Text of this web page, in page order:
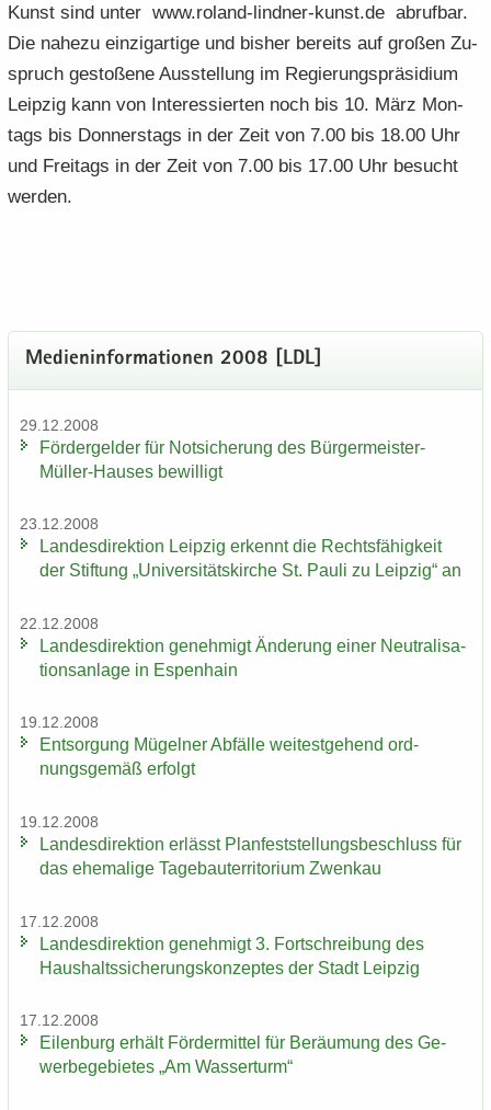
Kunst sind unter www.roland-​lindner-kunst.de ab­ruf­bar.
Die na­he­zu ein­zig­ar­ti­ge und bis­her be­reits auf gro­ßen Zu­
spruch ge­sto­ße­ne Aus­stel­lung im Re­gie­rungs­prä­si­di­um
Leip­zig kann von In­ter­es­sier­ten noch bis 10. März Mon­
tags bis Don­ners­tags in der Zeit von 7.00 bis 18.00 Uhr
und Frei­tags in der Zeit von 7.00 bis 17.00 Uhr be­sucht
wer­den.
Me­di­en­in­for­ma­tio­nen 2008 [LDL]
29.12.2008
För­der­gel­der für Not­si­che­rung des Bürgermeister-​
Müller-Hauses be­wil­ligt
23.12.2008
Lan­des­di­rek­ti­on Leip­zig er­kennt die Rechts­fä­hig­keit
der Stif­tung „Uni­ver­si­täts­kir­che St. Pauli zu Leip­zig“ an
22.12.2008
Lan­des­di­rek­ti­on ge­neh­migt Än­de­rung einer Neu­tra­li­sa­
ti­ons­an­la­ge in Es­pen­hain
19.12.2008
Ent­sor­gung Mü­gel­ner Ab­fäl­le wei­test­ge­hend ord­
nungs­ge­mäß er­folgt
19.12.2008
Lan­des­di­rek­ti­on er­lässt Plan­fest­stel­lungs­be­schluss für
das ehe­ma­li­ge Ta­ge­bau­ter­ri­to­ri­um Zwenkau
17.12.2008
Lan­des­di­rek­ti­on ge­neh­migt 3. Fort­schrei­bung des
Haus­halts­si­che­rungs­kon­zep­tes der Stadt Leip­zig
17.12.2008
Ei­len­burg er­hält För­der­mit­tel für Be­räu­mung des Ge­
wer­be­ge­bie­tes „Am Was­ser­turm“